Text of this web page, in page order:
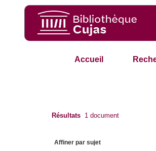
Accueil
Résultats 1 document
Affiner par sujet